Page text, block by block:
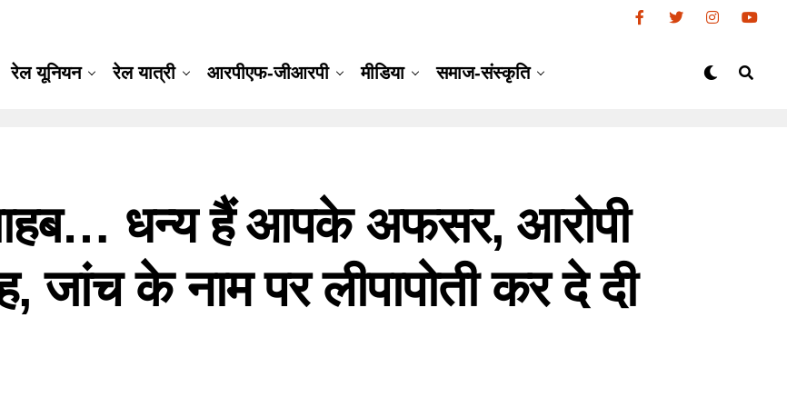
रेल यूनियन रेल यात्री आरपीएफ-जीआरपी मीडिया समाज-संस्कृति
धन्य हैं आपके अफसर, आरोपी
जांच के नाम पर लीपापोती कर दे दी